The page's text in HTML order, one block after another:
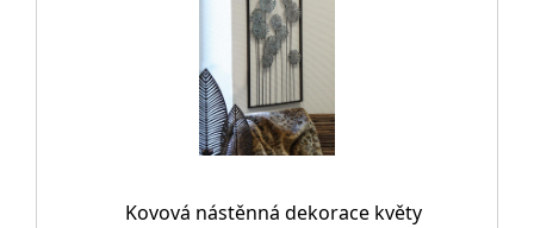
Kovová nástěnná dekorace květy